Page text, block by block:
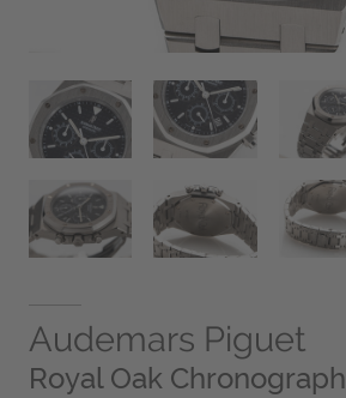
Audemars Piguet
Royal Oak Chronograph